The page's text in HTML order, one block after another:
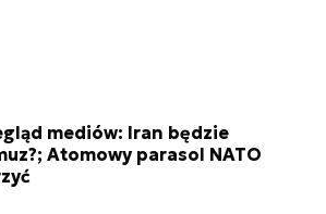
mediów: Iran będzie
Atomowy parasol NATO